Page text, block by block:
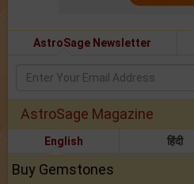
AstroSage Newsletter
AstroSage Magazine
English हिंदी
Buy Gemstones